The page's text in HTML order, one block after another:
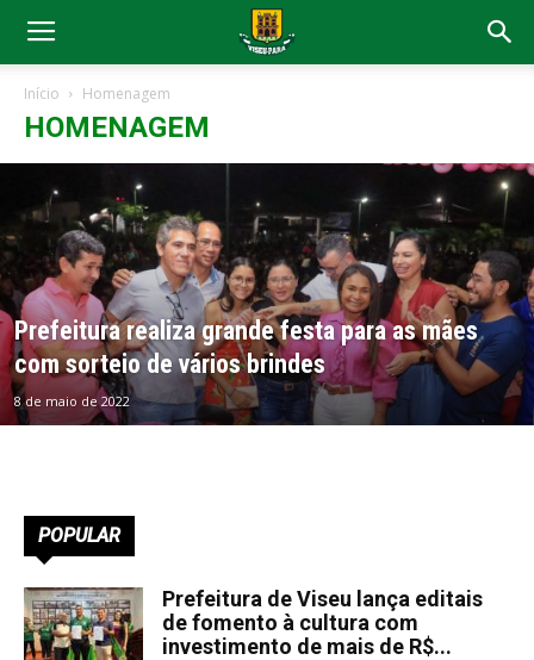
Início Homenagem
HOMENAGEM
Prefeitura realiza grande festa para as mães
com sorteio de vários brindes
8 de maio de 2022
POPULAR
Prefeitura de Viseu lança editais
de fomento à cultura com
investimento de mais de R$...